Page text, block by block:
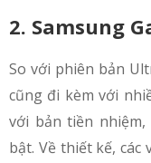
2. Samsung
So với phiên bản
cũng đi kèm với
với bản tiền
bật. Về thiết kế,